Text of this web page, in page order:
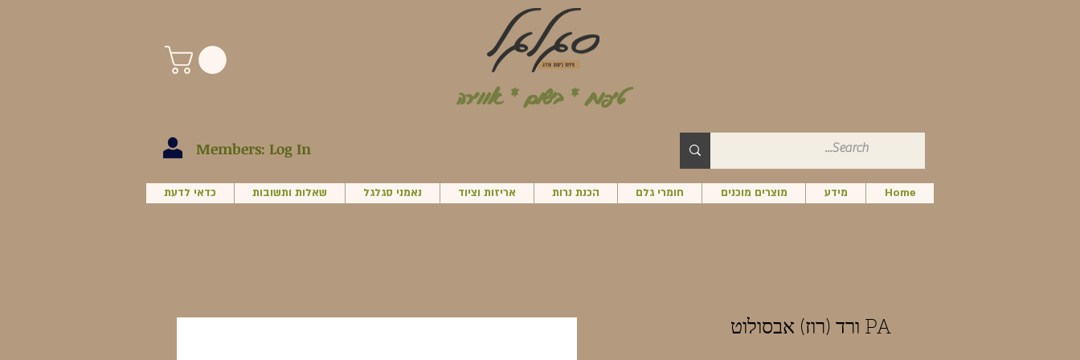
טיפוח * בישום * אווירה
Members: Log In
Home מידע מוצרים מוכנים חומרי גלם הכנת נרות אריזות וציוד נאמני סגלגל שאלות ותשובות כדאי לדעת
PA ורד (רוז) אבסולוט